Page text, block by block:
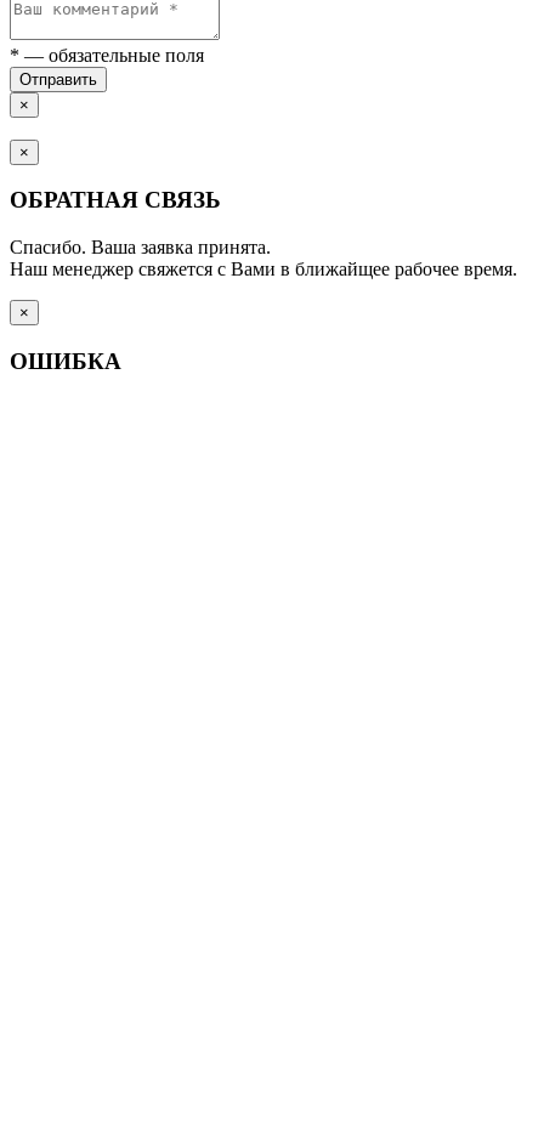
* — обязательные поля
Отправить
×
×
ОБРАТНАЯ СВЯЗЬ
Спасибо. Ваша заявка принята.
Наш менеджер свяжется с Вами в ближайщее рабочее время.
×
ОШИБКА